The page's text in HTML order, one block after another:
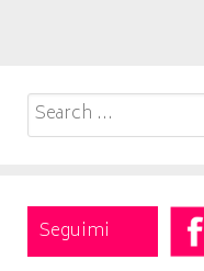
Search
for:
Seguimi